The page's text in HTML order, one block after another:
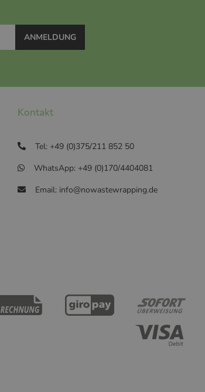
ANMELDUNG
Kontakt
Tel: +49 (0)375/211 852 50
WhatsApp: +49 (0)170/4404081
Email: info@nowastewrapping.de